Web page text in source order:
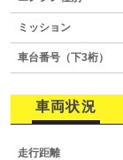
ミッション
車台番号（下3桁）
車両状況
走行距離